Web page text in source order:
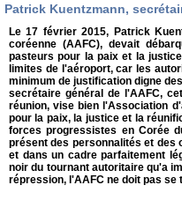
Patrick Kuentzmann,
Le 17 février 2015, Patrick
coréenne (AAFC), devait
pasteurs pour la paix et la
limites de l'aéroport, car les
minimum de justification digne
secrétaire général de l'AAFC,
réunion, vise bien l'Association
pour la paix, la justice et la
forces progressistes en Corée
présent des personnalités et des
et dans un cadre parfaitement
noir du tournant autoritaire qu'a
répression, l'AAFC ne doit pas se